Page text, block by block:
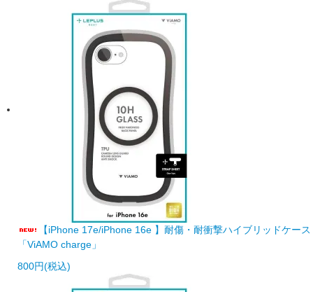
【iPhone 17e/iPhone 16e 】耐傷・耐衝撃ハイブリッドケース
「ViAMO charge」
800円(税込)